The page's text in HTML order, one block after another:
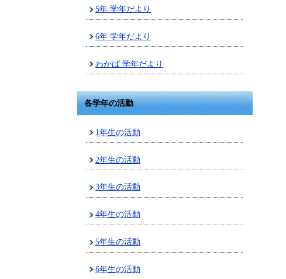
5年 学年だより
6年 学年だより
わかば 学年だより
各学年の活動
1年生の活動
2年生の活動
3年生の活動
4年生の活動
5年生の活動
6年生の活動